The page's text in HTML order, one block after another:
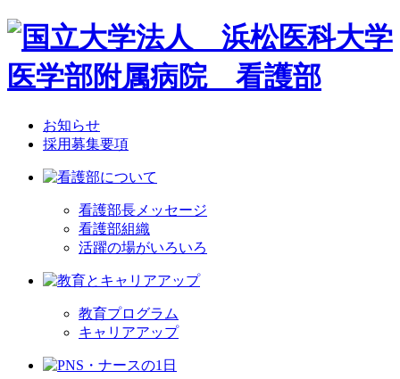
お知らせ
採用募集要項
看護部長メッセージ
看護部組織
活躍の場がいろいろ
教育プログラム
キャリアアップ